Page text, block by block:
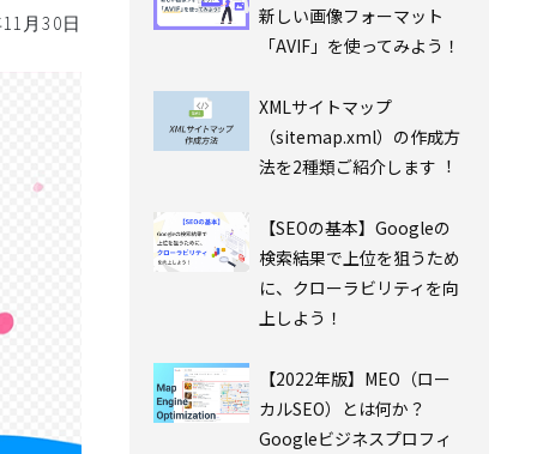
月30日
新しい画像フォーマット
「AVIF」を使ってみよう！
XMLサイトマップ
（sitemap.xml）の作成⽅
法を2種類ご紹介します︕
【SEOの基本】Googleの
検索結果で上位を狙うため
に、クローラビリティを向
上しよう！
【2022年版】MEO（ロー
カルSEO）とは何か？
Googleビジネスプロフィ